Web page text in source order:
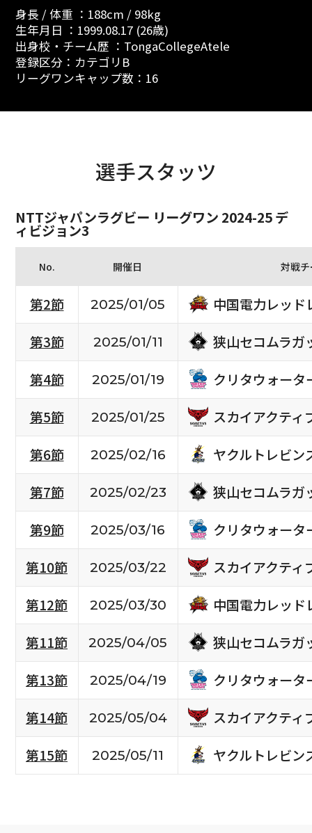
身長 / 体重 ：188cm / 98kg
生年月日 ：1999.08.17 (26歳)
出身校・チーム歴 ：TongaCollegeAtele
登録区分：カテゴリB
リーグワンキャップ数：16
選手スタッツ
NTTジャパンラグビー リーグワン 2024-25 デ
ィビジョン3
No. 開催日 対戦
第2節 2025/01/05
中国電力レッド
第3節
2025/01/11
狭山セコムラガ
第4節
2025/01/19
クリタウォータ
第5節
2025/01/25
スカイアクティ
第6節
2025/02/16
ヤクルトレビン
第7節
2025/02/23
狭山セコムラガ
第9節
2025/03/16
クリタウォータ
第10節
2025/03/22
スカイアクティ
第12節
2025/03/30
中国電力レッド
第11節
2025/04/05
狭山セコムラガ
第13節
2025/04/19
クリタウォータ
第14節
2025/05/04
スカイアクティ
第15節
2025/05/11 ヤクルトレビン